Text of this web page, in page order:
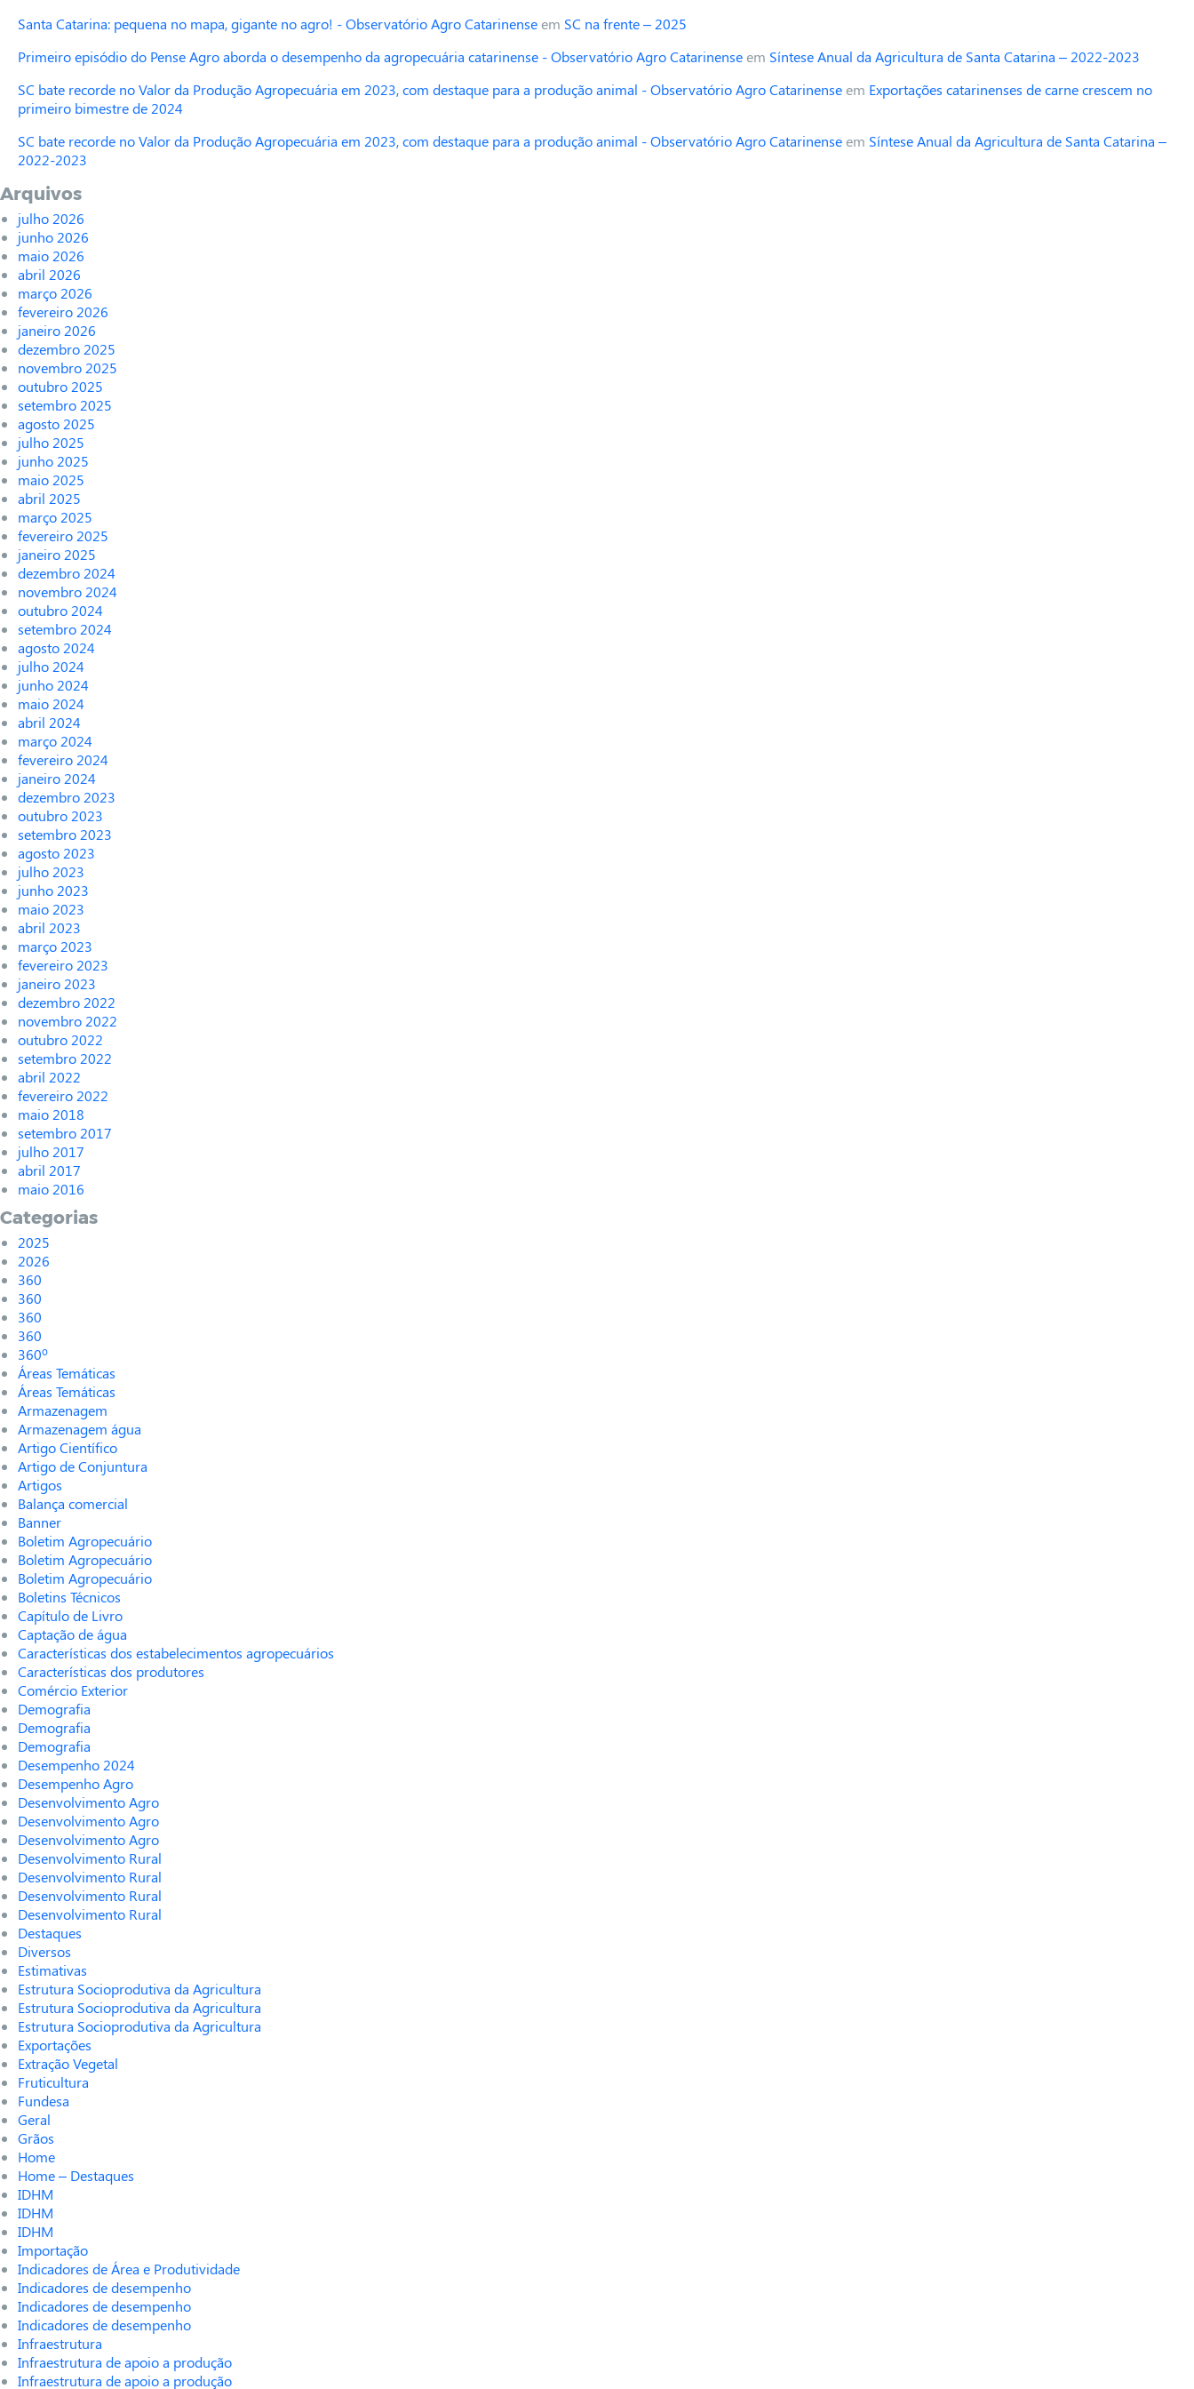
Santa Catarina: pequena no mapa, gigante no agro! - Observatório Agro Catarinenseem SC na frente – 2025
Primeiro episódio do Pense Agro aborda o desempenho da agropecuária catarinense - Observatório Agro Catarinenseem Síntese Anual da Agricultura de Santa Catarina – 2022-2023
SC bate recorde no Valor da Produção Agropecuária em 2023, com destaque para a produção animal - Observatório Agro Catarinenseem Exportações catarinenses de carne crescem no
primeiro bimestre de 2024
SC bate recorde no Valor da Produção Agropecuária em 2023, com destaque para a produção animal - Observatório Agro Catarinenseem Síntese Anual da Agricultura de Santa Catarina –
2022-2023
Arquivos
julho 2026
junho 2026
maio 2026
abril 2026
março 2026
fevereiro 2026
janeiro 2026
dezembro 2025
novembro 2025
outubro 2025
setembro 2025
agosto 2025
julho 2025
junho 2025
maio 2025
abril 2025
março 2025
fevereiro 2025
janeiro 2025
dezembro 2024
novembro 2024
outubro 2024
setembro 2024
agosto 2024
julho 2024
junho 2024
maio 2024
abril 2024
março 2024
fevereiro 2024
janeiro 2024
dezembro 2023
outubro 2023
setembro 2023
agosto 2023
julho 2023
junho 2023
maio 2023
abril 2023
março 2023
fevereiro 2023
janeiro 2023
dezembro 2022
novembro 2022
outubro 2022
setembro 2022
abril 2022
fevereiro 2022
maio 2018
setembro 2017
julho 2017
abril 2017
maio 2016
Categorias
2025
2026
360
360
360
360
360º
Áreas Temáticas
Áreas Temáticas
Armazenagem
Armazenagem água
Artigo Científico
Artigo de Conjuntura
Artigos
Balança comercial
Banner
Boletim Agropecuário
Boletim Agropecuário
Boletim Agropecuário
Boletins Técnicos
Capítulo de Livro
Captação de água
Características dos estabelecimentos agropecuários
Características dos produtores
Comércio Exterior
Demografia
Demografia
Demografia
Desempenho 2024
Desempenho Agro
Desenvolvimento Agro
Desenvolvimento Agro
Desenvolvimento Agro
Desenvolvimento Rural
Desenvolvimento Rural
Desenvolvimento Rural
Desenvolvimento Rural
Destaques
Diversos
Estimativas
Estrutura Socioprodutiva da Agricultura
Estrutura Socioprodutiva da Agricultura
Estrutura Socioprodutiva da Agricultura
Exportações
Extração Vegetal
Fruticultura
Fundesa
Geral
Grãos
Home
Home – Destaques
IDHM
IDHM
IDHM
Importação
Indicadores de Área e Produtividade
Indicadores de desempenho
Indicadores de desempenho
Indicadores de desempenho
Infraestrutura
Infraestrutura de apoio a produção
Infraestrutura de apoio a produção